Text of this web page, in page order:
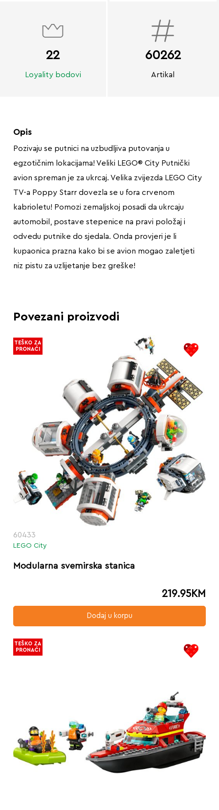
22
Loyality bodovi
60262
Artikal
Opis
Pozivaju se putnici na uzbudljiva putovanja u
egzotičnim lokacijama! Veliki LEGO® City Putnički
avion spreman je za ukrcaj. Velika zvijezda LEGO City
TV-a Poppy Starr dovezla se u fora crvenom
kabrioletu! Pomozi zemaljskoj posadi da ukrcaju
automobil, postave stepenice na pravi položaj i
odvedu putnike do sjedala. Onda provjeri je li
kupaonica prazna kako bi se avion mogao zaletjeti
niz pistu za uzlijetanje bez greške!
Povezani proizvodi
60433
LEGO City
Modularna svemirska stanica
219.95KM
Dodaj u korpu
TEŠKO ZA
PRONAĆI
TEŠKO ZA
PRONAĆI